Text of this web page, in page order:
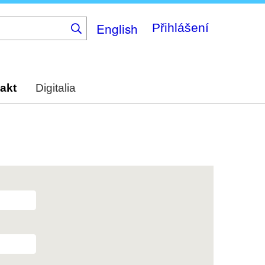
English Přihlášení
Digitalia